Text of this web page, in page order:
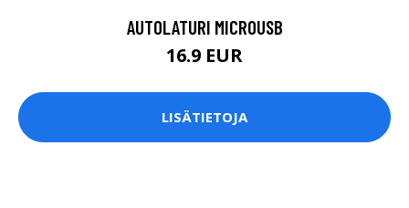
AUTOLATURI MICROUSB
16.9 EUR
LISÄTIETOJA